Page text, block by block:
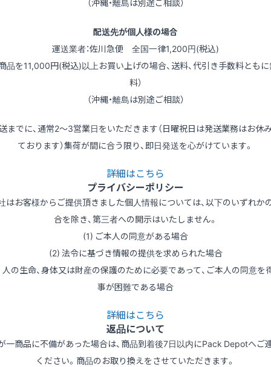
配送先が個人様の場合
運送業者：佐川急便 全国一律1,200円(税込)
品を11,000円(税込)以上お買い上げの場合、送料、代引き手数料とも
料）
（沖縄・離島は別途ご相談）
までに、通常2～3営業日をいただきます（日曜祝日は発送業務はお休
ております）集荷が間に合う限り、即日発送を心がけています。
詳細はこちら
プライバシーポリシー
はお客様からご提供頂きました個人情報については、以下のいずれか
合を除き、第三者への開示はいたしません。
(1) ご本人の同意がある場合
(2) 法令に基づき情報の提供を求められた場合
の生命、身体又は財産の保護のために必要であって、ご本人の同意を
事が困難である場合
詳細はこちら
返品について
一商品に不備があった場合は、商品到着後7日以内にPack Depotへご
ください。商品のお取り換えをさせていただきます。